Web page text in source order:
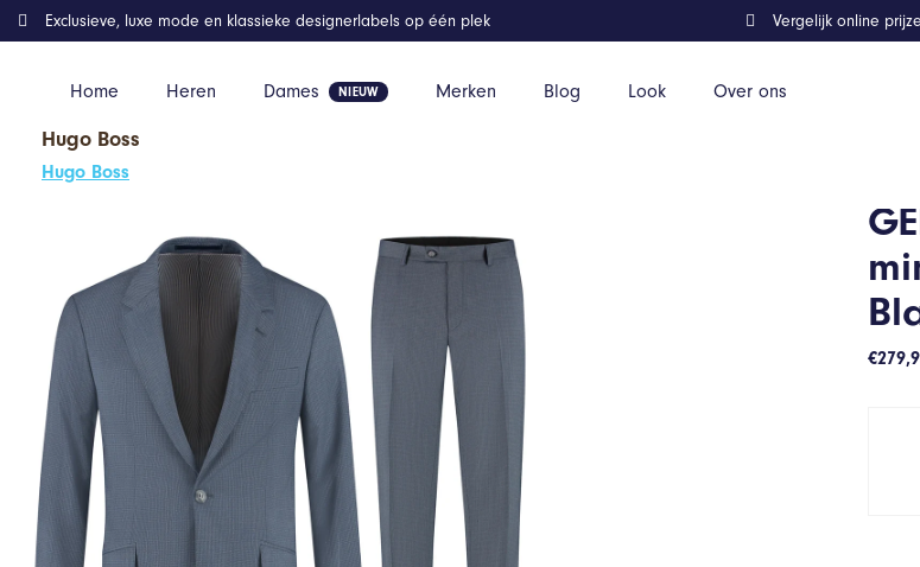
Home Heren Dames Merken Blog Look Over ons
Exclusieve, luxe mode en klassieke designerlabels op één plek Vergelijk online
Hugo Boss
Hugo Boss
Home Kleding
€